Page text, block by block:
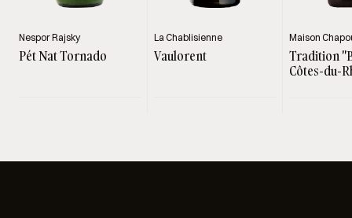
Nespor Rajsky
Pét Nat Tornado
La Chablisienne
Vaulorent
Maison
Tradition
Côtes-du-